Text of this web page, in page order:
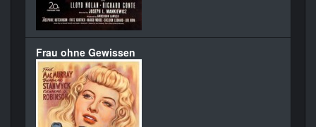
Frau ohne Gewissen